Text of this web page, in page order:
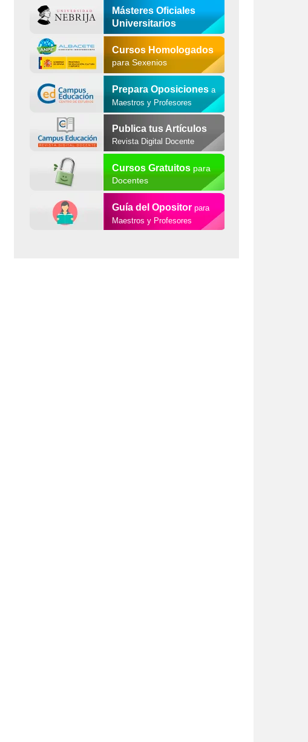
Másteres Oficiales
Universitarios
Cursos Homologados
para Sexenios
Prepara Oposiciones a
Maestros y Profesores
Publica tus Artículos
Revista Digital Docente
Cursos Gratuitospara
Docentes
Guía del Opositor para
Maestros y Profesores